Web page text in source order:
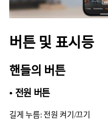
버튼 및 표시등
핸들의 버튼
• 전원 버튼
길게 누름: 전원 켜기/끄기